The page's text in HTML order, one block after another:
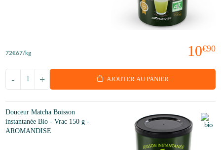
10€90
72€67/kg
+
- AJOUTER AU PANIER
Douceur Matcha Boisson
instantanée Bio - Vrac 150 g -
AROMANDISE